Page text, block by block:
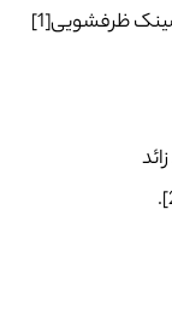
– مناسب برای انواع لوله‌ها از جمله توالت و سینک ظرفشویی[1]